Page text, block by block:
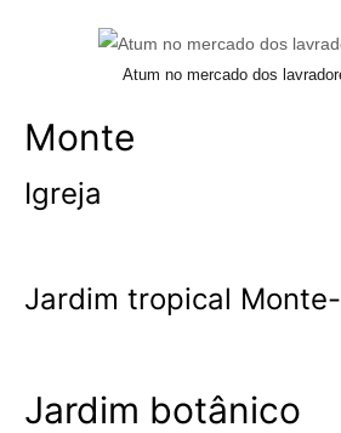
Atum no mercado dos
Monte
Igreja
Jardim tropical
Jardim botânico